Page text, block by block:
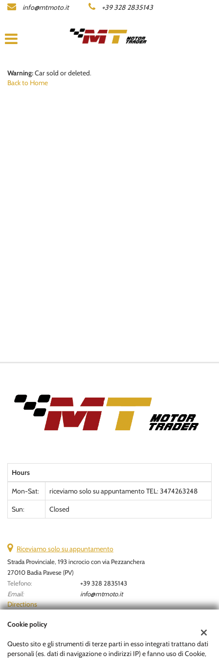
LISTA MOTO
COMPANY
ACQUISTIAMO LA TUA MOTO
info@mtmoto.it +39 328 2835143
Warning:Car sold or deleted.
Back to Home
Hours
Mon-Sat: riceviamo solo su appuntamento TEL: 3474263248
Sun: Closed
Riceviamo solo su appuntamento
Strada Provinciale, 193 incrocio con via Pezzanchera
27010 Badia Pavese (PV)
Telefono:
+39 328 2835143
Email:
info@mtmoto.it
Directions
MOTOR TRADER S.R.L
Cookie policy
Questo sito e gli strumenti di terze parti in esso integrati trattano dati
personali (es. dati di navigazione o indirizzi IP) e fanno uso di Cookie,